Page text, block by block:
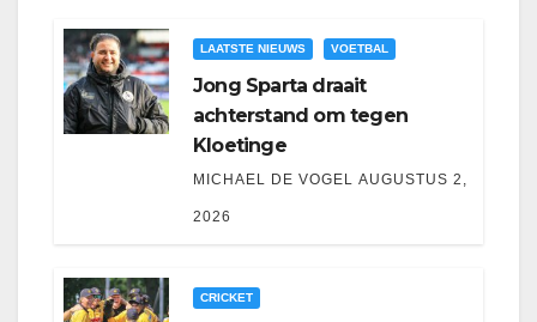
LAATSTE NIEUWS VOETBAL
Jong Sparta draait
achterstand om tegen
Kloetinge
MICHAEL DE VOGEL AUGUSTUS 2,
2026
CRICKET